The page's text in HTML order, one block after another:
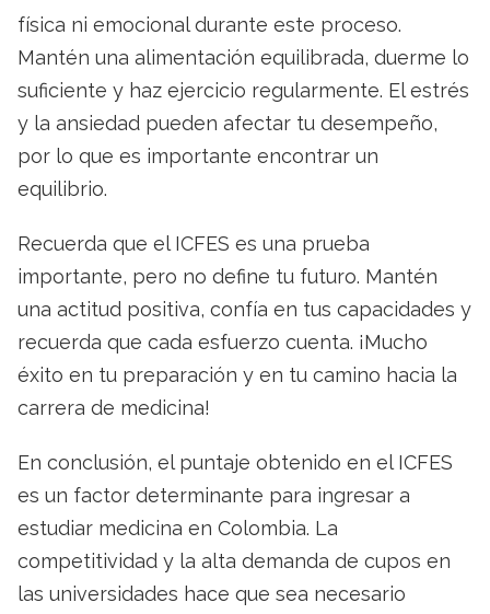
física ni emocional durante este proceso.
Mantén una alimentación equilibrada, duerme lo
suficiente y haz ejercicio regularmente. El estrés
y la ansiedad pueden afectar tu desempeño,
por lo que es importante encontrar un
equilibrio.
Recuerda que el ICFES es una prueba
importante, pero no define tu futuro. Mantén
una actitud positiva, confía en tus capacidades y
recuerda que cada esfuerzo cuenta. ¡Mucho
éxito en tu preparación y en tu camino hacia la
carrera de medicina!
En conclusión, el puntaje obtenido en el ICFES
es un factor determinante para ingresar a
estudiar medicina en Colombia. La
competitividad y la alta demanda de cupos en
las universidades hace que sea necesario